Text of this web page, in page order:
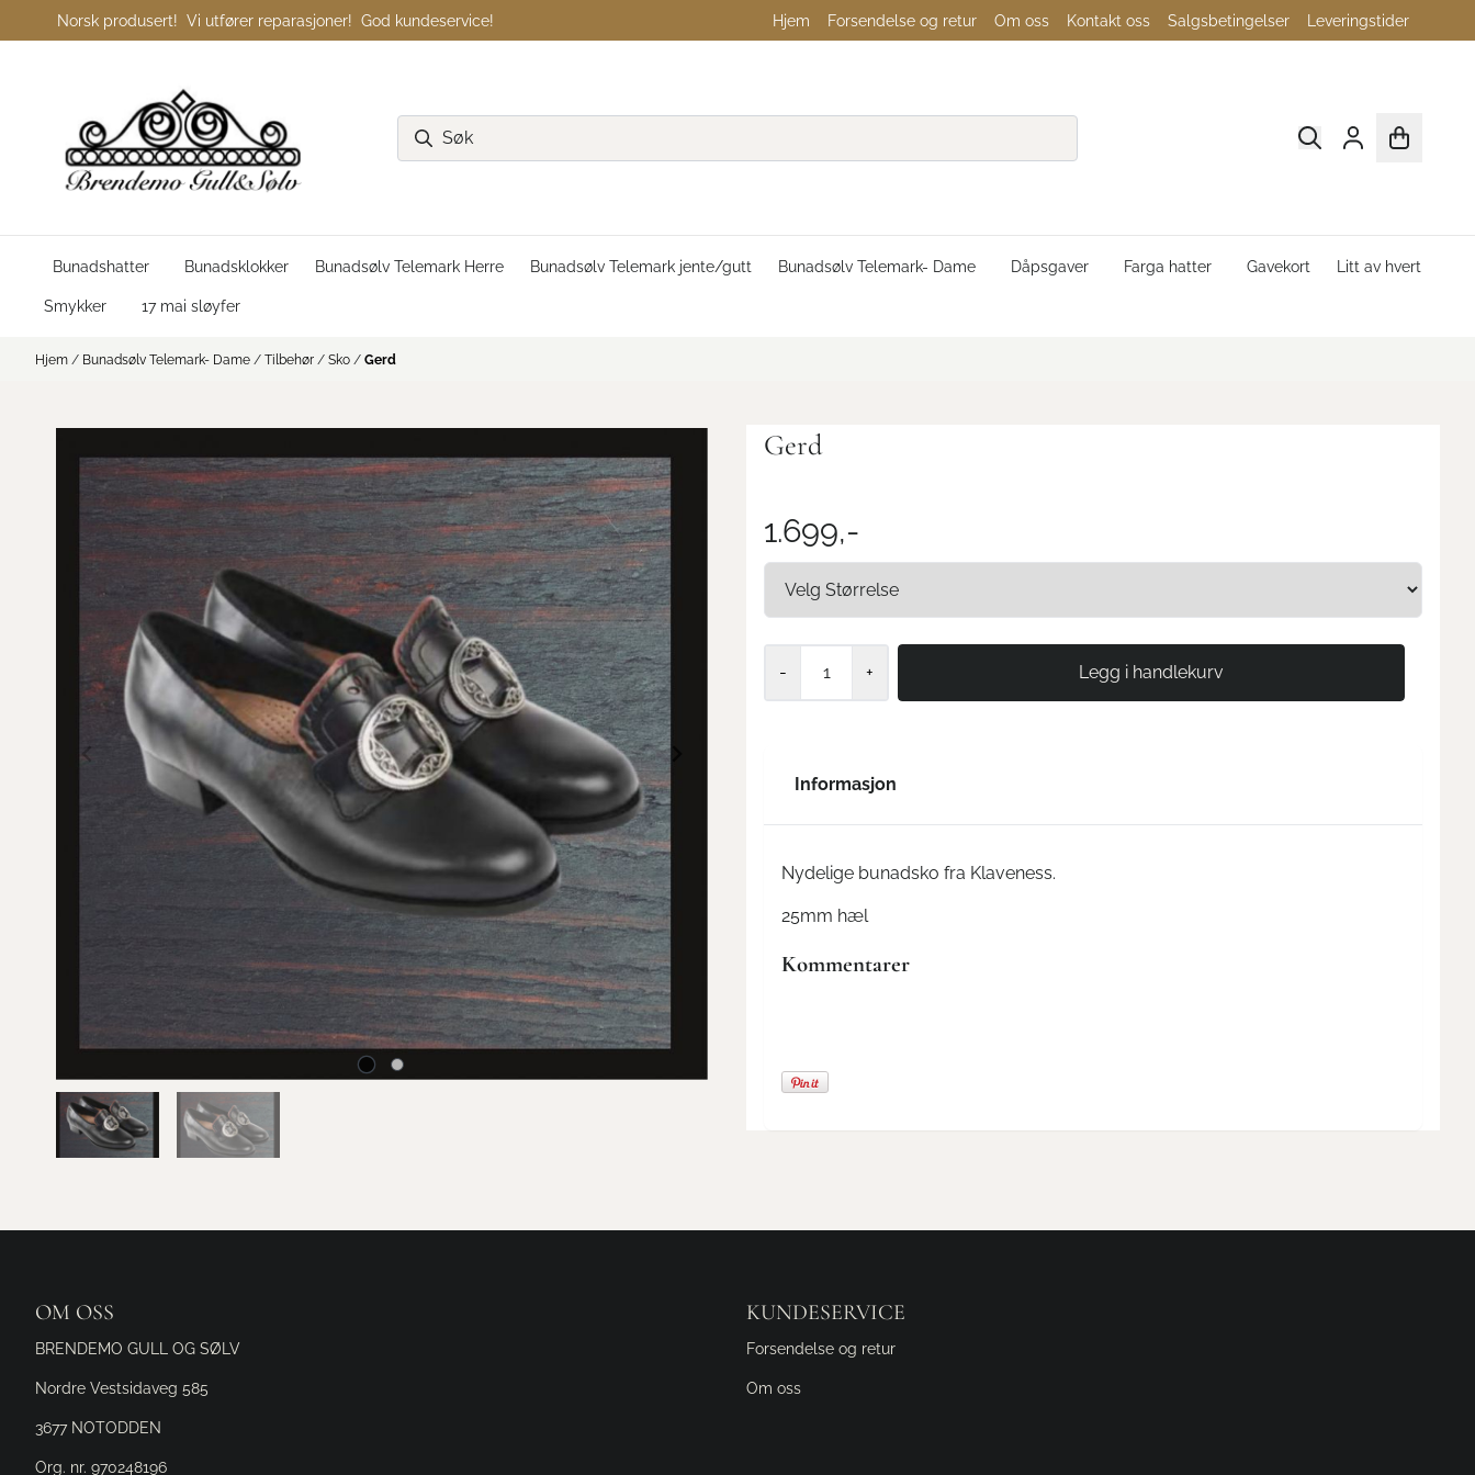
Hopp til innhold
Norsk produsert! Vi utfører reparasjoner! God kundeservice! Hjem Forsendelse og retur Om oss Kontakt oss Salgsbetingelser Leveringstider
Bunadshatter Bunadsklokker Bunadsølv Telemark Herre Bunadsølv Telemark jente/gutt Bunadsølv Telemark- Dame Dåpsgaver Farga hatter Gavekort Litt av hvert
Smykker 17 mai sløyfer
Hjem / Bunadsølv Telemark- Dame / Tilbehør / Sko / Gerd
Gerd
1.699,-
- +
Informasjon
Nydelige bunadsko fra Klaveness.
25mm hæl
Kommentarer
OM OSS
BRENDEMO GULL OG SØLV
Nordre Vestsidaveg 585
3677 NOTODDEN
Org. nr. 970248196
KUNDESERVICE
Forsendelse og retur
Om oss